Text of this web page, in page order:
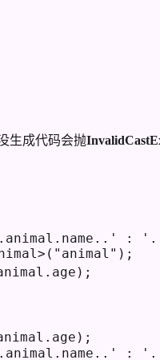
生成代码会抛
:
"animal" );
: